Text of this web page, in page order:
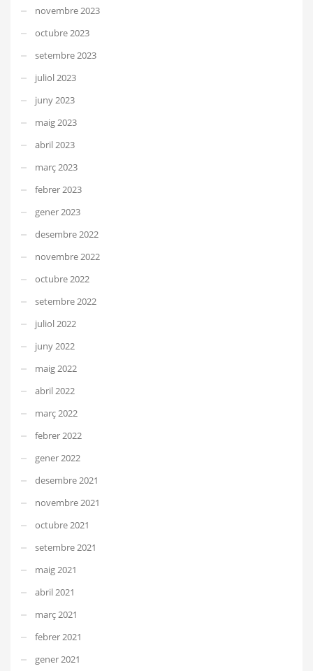
novembre 2023
octubre 2023
setembre 2023
juliol 2023
juny 2023
maig 2023
abril 2023
març 2023
febrer 2023
gener 2023
desembre 2022
novembre 2022
octubre 2022
setembre 2022
juliol 2022
juny 2022
maig 2022
abril 2022
març 2022
febrer 2022
gener 2022
desembre 2021
novembre 2021
octubre 2021
setembre 2021
maig 2021
abril 2021
març 2021
febrer 2021
gener 2021